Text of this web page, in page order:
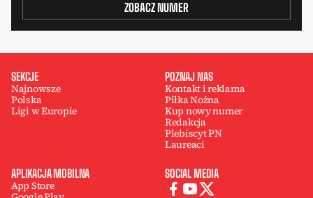
ZOBACZ NUMER
SEKCJE
Najnowsze
Polska
Ligi w Europie
POZNAJ NAS
Kontakt i reklama
Piłka Nożna
Kup nowy numer
Redakcja
Plebiscyt PN
Laureaci
APLIKACJA MOBILNA
App Store
SOCIAL MEDIA